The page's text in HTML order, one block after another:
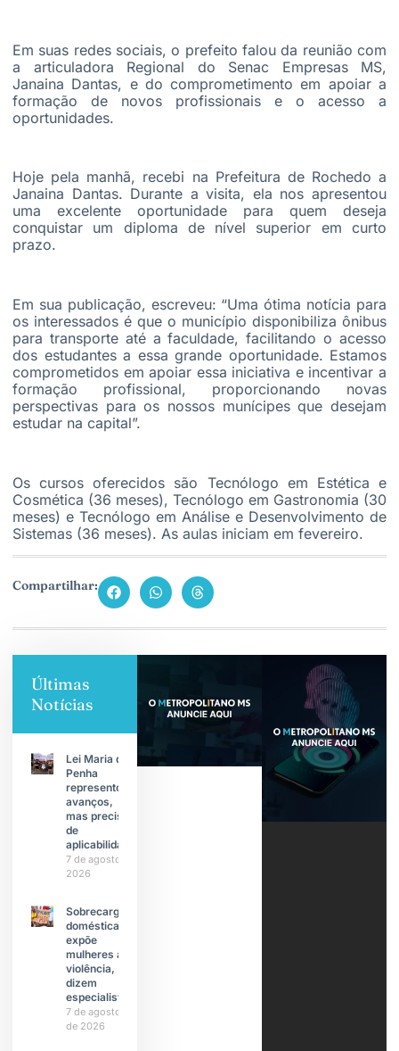
Em suas redes sociais, o prefeito falou da reunião com
a articuladora Regional do Senac Empresas MS,
Janaina Dantas, e do comprometimento em apoiar a
formação de novos profissionais e o acesso a
oportunidades.
Hoje pela manhã, recebi na Prefeitura de Rochedo a
Janaina Dantas. Durante a visita, ela nos apresentou
uma excelente oportunidade para quem deseja
conquistar um diploma de nível superior em curto
prazo.
Em sua publicação, escreveu: “Uma ótima notícia para
os interessados é que o município disponibiliza ônibus
para transporte até a faculdade, facilitando o acesso
dos estudantes a essa grande oportunidade. Estamos
comprometidos em apoiar essa iniciativa e incentivar a
formação profissional, proporcionando novas
perspectivas para os nossos munícipes que desejam
estudar na capital”.
Os cursos oferecidos são Tecnólogo em Estética e
Cosmética (36 meses), Tecnólogo em Gastronomia (30
meses) e Tecnólogo em Análise e Desenvolvimento de
Sistemas (36 meses). As aulas iniciam em fevereiro.
Compartilhar:
Últimas
Notícias
Lei Maria da
Penha
representou
avanços,
mas precisa
de
aplicabilidade
7 de agosto de
2026
Sobrecarga
doméstica
expõe
mulheres à
violência,
dizem
especialistas
7 de agosto
de 2026